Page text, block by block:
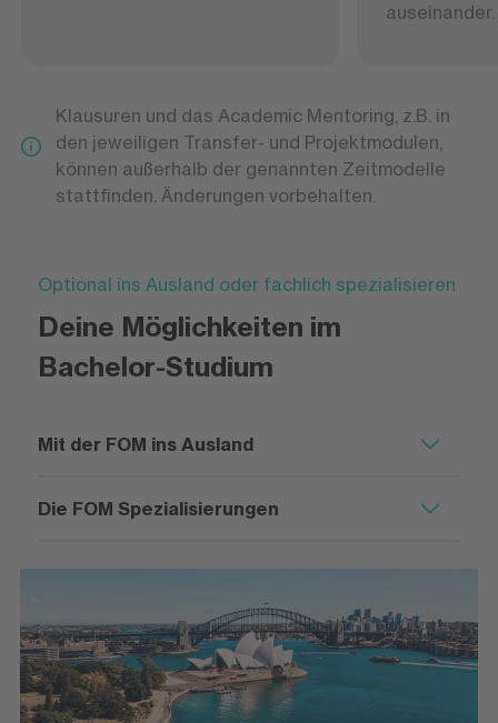
auseinander.
Klausuren und das Academic Mentoring, z.B. in
den jeweiligen Transfer- und Projektmodulen,
können außerhalb der genannten Zeitmodelle
stattfinden. Änderungen vorbehalten.
Optional ins Ausland oder fachlich spezialisieren
Deine Möglichkeiten im
Bachelor-Studium
Mit der FOM ins Ausland
Die FOM Spezialisierungen